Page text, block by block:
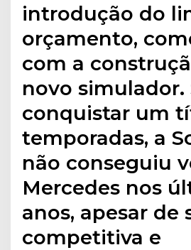
introdução do
orçamento,
com a
novo simulador.
conquistar um
temporadas, a
não conseguiu
Mercedes nos
anos, apesar de
competitiva e